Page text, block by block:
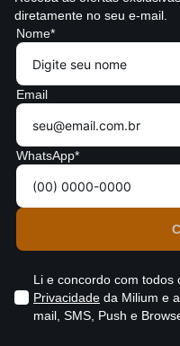
diretamente no seu e-mail.
Nome*
Email
WhatsApp*
Li e concordo com todos
Privacidade da Milium e
mail, SMS, Push e